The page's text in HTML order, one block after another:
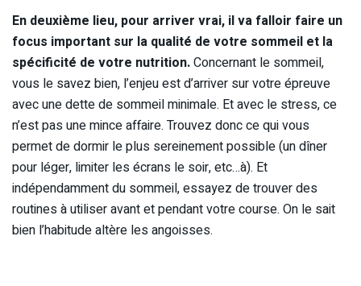
En deuxième lieu, pour arriver vrai, il va falloir faire un
focus important sur la qualité de votre sommeil et la
spécificité de votre nutrition.Concernant le sommeil,
vous le savez bien, l’enjeu est d’arriver sur votre épreuve
avec une dette de sommeil minimale. Et avec le stress, ce
n’est pas une mince affaire. Trouvez donc ce qui vous
permet de dormir le plus sereinement possible (un dîner
pour léger, limiter les écrans le soir, etc…à). Et
indépendamment du sommeil, essayez de trouver des
routines à utiliser avant et pendant votre course. On le sait
bien l’habitude altère les angoisses.